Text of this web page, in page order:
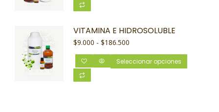
VITAMINA E HIDROSOLUBLE
$9.000 - $186.500
Seleccionar opciones